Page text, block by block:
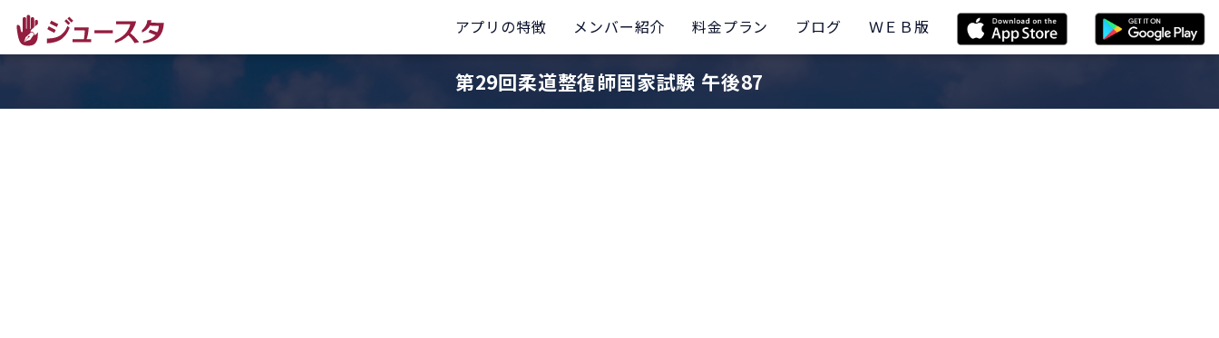
アプリの特徴 メンバー紹介 料金プラン ブログ ＷＥＢ版
第29回柔道整復師国家試験 午後87